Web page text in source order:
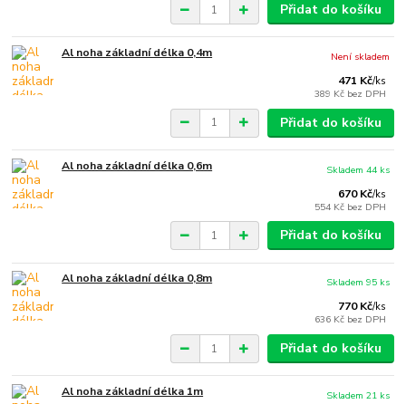
Přidat do košíku
Al noha základní délka 0,4m
471 Kč/ks
389 Kč bez DPH
Není skladem
Přidat do košíku
Al noha základní délka 0,6m
670 Kč/ks
554 Kč bez DPH
Skladem 44 ks
Přidat do košíku
Al noha základní délka 0,8m
770 Kč/ks
636 Kč bez DPH
Skladem 95 ks
Přidat do košíku
Al noha základní délka 1m
Skladem 21 ks